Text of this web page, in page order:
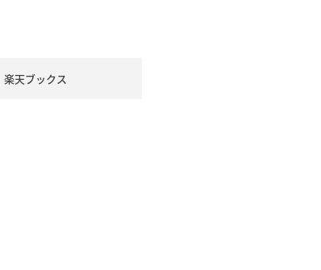
楽天ブックス